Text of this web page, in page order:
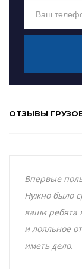
ОТЗЫВЫ
Впервые
Нужно было
ваши ребята
и лояльное
иметь дело.